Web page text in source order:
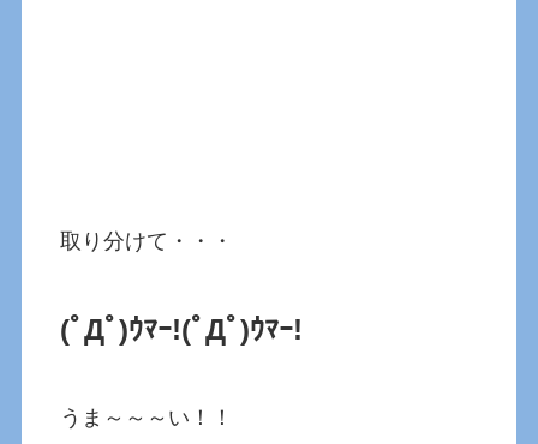
取り分けて・・・
(ﾟДﾟ)ｳﾏｰ!(ﾟДﾟ)ｳﾏｰ!
うま～～～い！！